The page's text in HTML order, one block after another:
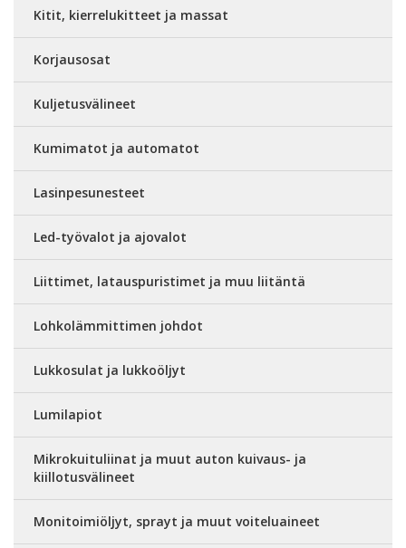
Kitit, kierrelukitteet ja massat
Korjausosat
Kuljetusvälineet
Kumimatot ja automatot
Lasinpesunesteet
Led-työvalot ja ajovalot
Liittimet, latauspuristimet ja muu liitäntä
Lohkolämmittimen johdot
Lukkosulat ja lukkoöljyt
Lumilapiot
Mikrokuituliinat ja muut auton kuivaus- ja
kiillotusvälineet
Monitoimiöljyt, sprayt ja muut voiteluaineet